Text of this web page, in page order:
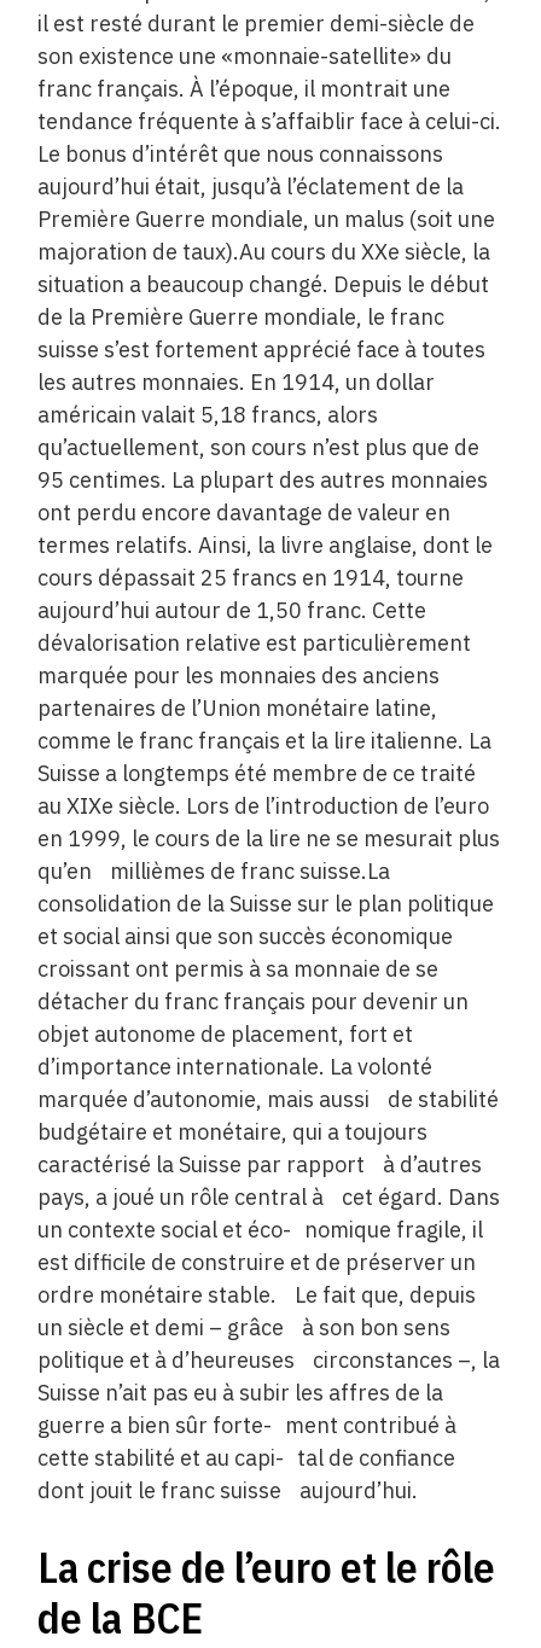
il est resté durant le premier demi-siècle de
son existence une «monnaie-satellite» du
franc français. À l’époque, il montrait une
tendance fréquente à s’affaiblir face à celui-ci.
Le bonus d’intérêt que nous connaissons
aujourd’hui était, jusqu’à l’éclatement de la
Première Guerre mondiale, un malus (soit une
majoration de taux).Au cours du XXe siècle, la
situation a beaucoup changé. Depuis le début
de la ­Première Guerre mondiale, le franc
suisse s’est fortement apprécié face à toutes
les autres monnaies. En 1914, un dollar
américain valait 5,18 francs, alors
qu’actuellement, son cours n’est plus que de
95 centimes. La plupart des autres monnaies
ont perdu encore davantage de valeur en
termes relatifs. Ainsi, la livre anglaise, dont le
cours dépassait 25 francs en 1914, tourne
aujourd’hui autour de 1,50 franc. Cette
dévalorisation relative est particulièrement
marquée pour les monnaies des anciens
partenaires de l’Union monétaire latine,
comme le franc français et la lire italienne. La
Suisse a longtemps été membre de ce traité
au XIXe siècle. Lors de l’introduction de l’euro
en 1999, le cours de la lire ne se mesurait plus
qu’en millièmes de franc suisse.La
consolidation de la Suisse sur le plan politique
et social ainsi que son succès économique
croissant ont permis à sa monnaie de se
détacher du franc français pour devenir un
objet autonome de placement, fort et
d’importance internationale. La volonté
marquée d’autonomie, mais aussi de stabilité
budgétaire et monétaire, qui a toujours
caractérisé la Suisse par rapport à d’autres
pays, a joué un rôle central à cet égard. Dans
un contexte social et éco- nomique fragile, il
est difficile de construire et de préserver un
ordre monétaire stable. Le fait que, depuis
un siècle et demi – grâce à son bon sens
politique et à d’heureuses circonstances –, la
Suisse n’ait pas eu à subir les affres de la
guerre a bien sûr forte- ment contribué à
cette stabilité et au capi- tal de confiance
dont jouit le franc suisse aujourd’hui.
La crise de l’euro et le rôle
de la BCE